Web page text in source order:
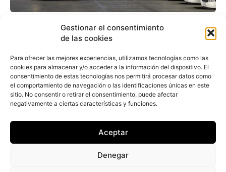
Gestionar el consentimiento
de las cookies
Para ofrecer las mejores experiencias, utilizamos tecnologías como las
cookies para almacenar y/o acceder a la información del dispositivo. El
consentimiento de estas tecnologías nos permitirá procesar datos como
el comportamiento de navegación o las identificaciones únicas en este
sitio. No consentir o retirar el consentimiento, puede afectar
negativamente a ciertas características y funciones.
Aceptar
Denegar
El transporte por
carretera pide que se
modifique el Moves para
flotas
Redacción - 26 de marzo de 2024
Carretera (ASTIC) ha efectuado un llamamiento
ante la “falta de coherencia” del Plan Moves Flotas
actual relacionado con...